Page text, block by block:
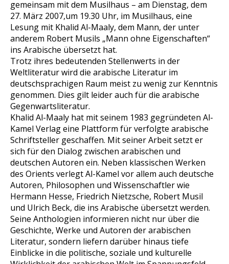
gemeinsam mit dem Musilhaus – am Dienstag, dem
27. März 2007,um 19.30 Uhr, im Musilhaus, eine
Lesung mit Khalid Al-Maaly, dem Mann, der unter
anderem Robert Musils „Mann ohne Eigenschaften“
ins Arabische übersetzt hat.
Trotz ihres bedeutenden Stellenwerts in der
Weltliteratur wird die arabische Literatur im
deutschsprachigen Raum meist zu wenig zur Kenntnis
genommen. Dies gilt leider auch für die arabische
Gegenwartsliteratur.
Khalid Al-Maaly hat mit seinem 1983 gegründeten Al-
Kamel Verlag eine Plattform für verfolgte arabische
Schriftsteller geschaffen. Mit seiner Arbeit setzt er
sich für den Dialog zwischen arabischen und
deutschen Autoren ein. Neben klassischen Werken
des Orients verlegt Al-Kamel vor allem auch deutsche
Autoren, Philosophen und Wissenschaftler wie
Hermann Hesse, Friedrich Nietzsche, Robert Musil
und Ulrich Beck, die ins Arabische übersetzt werden.
Seine Anthologien informieren nicht nur über die
Geschichte, Werke und Autoren der arabischen
Literatur, sondern liefern darüber hinaus tiefe
Einblicke in die politische, soziale und kulturelle